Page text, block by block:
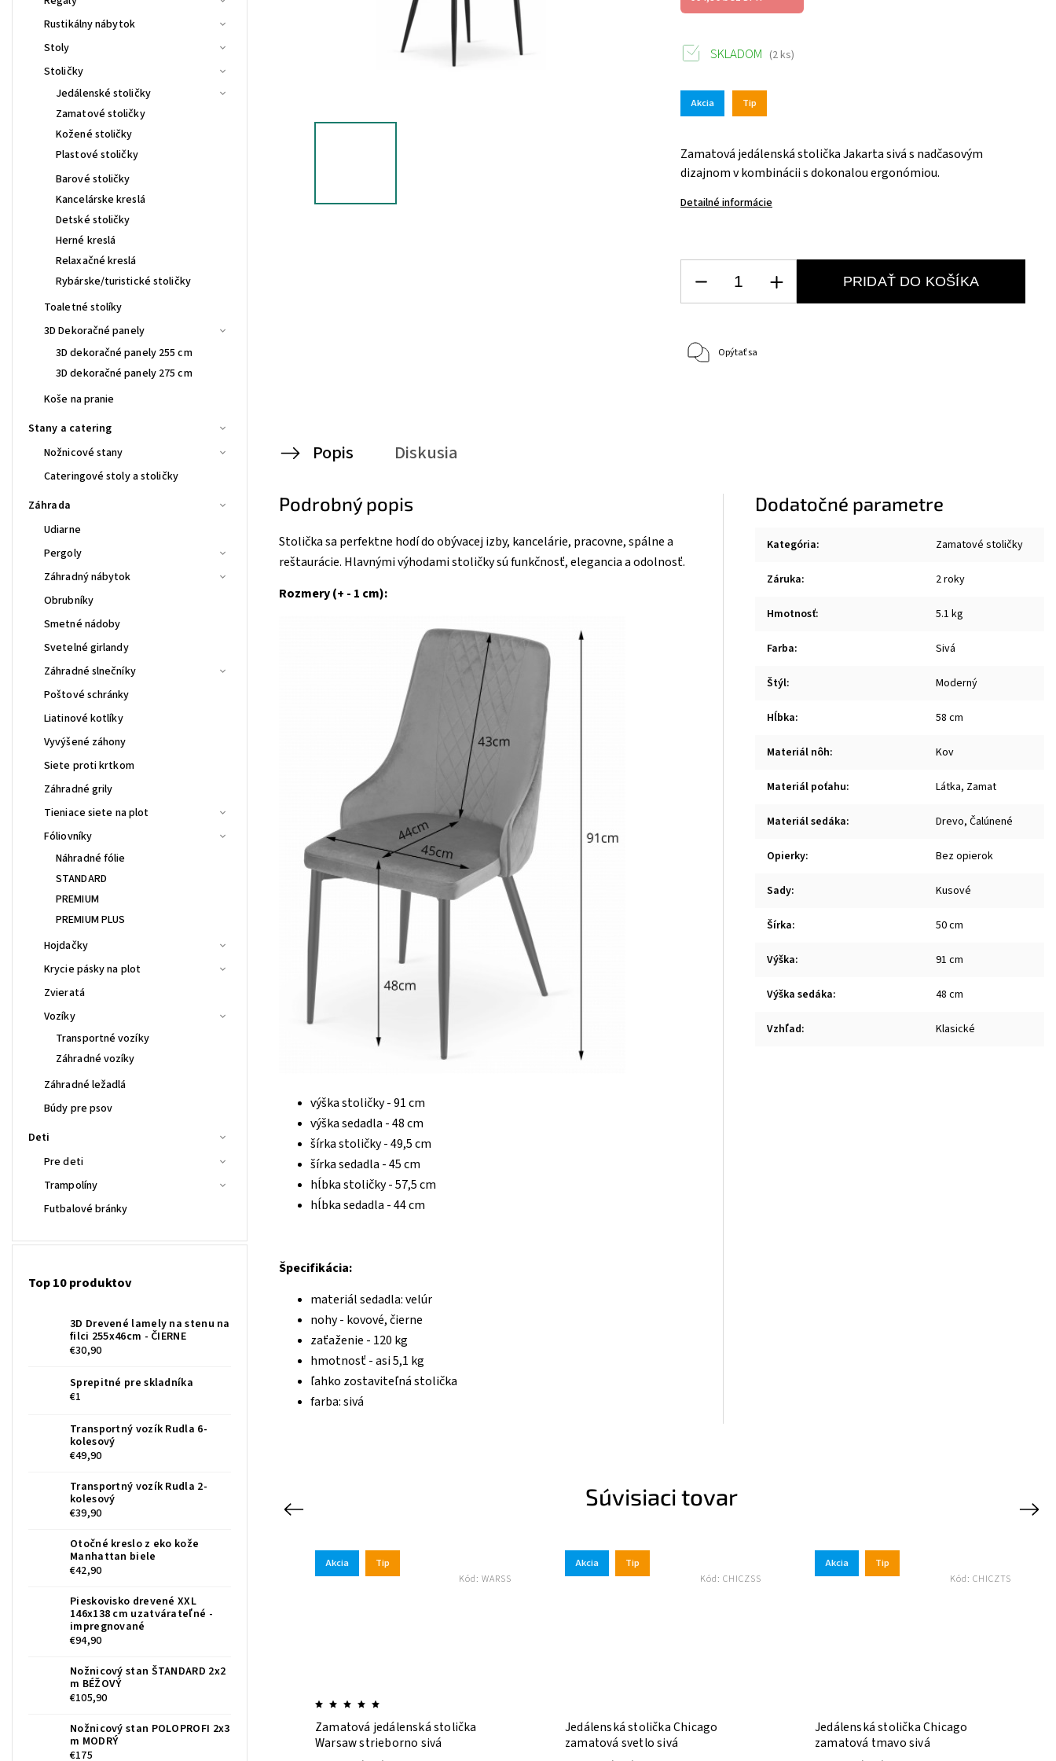
Rustikálny nábytok
Stoly
Stoličky
Jedálenské stoličky
Zamatové stoličky
Kožené stoličky
Plastové stoličky
Barové stoličky
Kancelárske kreslá
Detské stoličky
Herné kreslá
Relaxačné kreslá
Rybárske/turistické stoličky
Toaletné stolíky
3D Dekoračné panely
3D dekoračné panely 255 cm
3D dekoračné panely 275 cm
Koše na pranie
Stany a catering
Nožnicové stany
Cateringové stoly a stoličky
Záhrada
Udiarne
Pergoly
Záhradný nábytok
Obrubníky
Smetné nádoby
Svetelné girlandy
Záhradné slnečníky
Poštové schránky
Liatinové kotlíky
Vyvýšené záhony
Siete proti krtkom
Záhradné grily
Tieniace siete na plot
Fóliovníky
Náhradné fólie
STANDARD
PREMIUM
PREMIUM PLUS
Hojdačky
Krycie pásky na plot
Zvieratá
Vozíky
Transportné vozíky
Záhradné vozíky
Záhradné ležadlá
Búdy pre psov
Deti
Pre deti
Trampolíny
Futbalové bránky
Top 10 produktov
3D Drevené lamely na stenu na
filci 255x46cm - ČIERNE
€30,90
Sprepitné pre skladníka
€1
Transportný vozík Rudla 6-
kolesový
€49,90
Transportný vozík Rudla 2-
kolesový
€39,90
Otočné kreslo z eko kože
Manhattan biele
€42,90
Pieskovisko drevené XXL
146x138 cm uzatvárateľné -
impregnované
€94,90
Nožnicový stan ŠTANDARD 2x2
m BÉŽOVÝ
€105,90
Nožnicový stan POLOPROFI 2x3
m MODRÝ
€175
Akcia Tip
Zamatová jedálenská stolička Jakarta sivá s nadčasovým
dizajnom v kombinácii s dokonalou ergonómiou.
Detailné informácie
SKLADOM (2 ks)
PRIDAŤ DO KOŠÍKA
Opýtať sa
Popis Diskusia
Podrobný popis
Stolička sa perfektne hodí do obývacej izby, kancelárie, pracovne, spálne a
reštaurácie. Hlavnými výhodami stoličky sú funkčnosť, elegancia a odolnosť.
Rozmery (+ - 1 cm):
výška stoličky - 91 cm
výška sedadla - 48 cm
šírka stoličky - 49,5 cm
šírka sedadla - 45 cm
hĺbka stoličky - 57,5 ​​cm
hĺbka sedadla - 44 cm
Špecifikácia:
materiál sedadla: velúr
nohy - kovové, čierne
zaťaženie - 120 kg
hmotnosť - asi 5,1 kg
ľahko zostaviteľná stolička
farba: sivá
Dodatočné parametre
Kategória: Zamatové stoličky
Záruka: 2 roky
Hmotnosť: 5.1 kg
Farba: Sivá
Štýl: Moderný
Hĺbka: 58 cm
Materiál nôh: Kov
Materiál poťahu: Látka, Zamat
Materiál sedáka: Drevo, Čalúnené
Opierky: Bez opierok
Sady: Kusové
Šírka: 50 cm
Výška: 91 cm
Výška sedáka: 48 cm
Vzhľad: Klasické
Súvisiaci tovar
Previous
jedálenská stolička RIO
Zamatová jedálenská stolička
Warsaw strieborno sivá
Kód:
Jedálenská stolička Chicago
zamatová svetlo sivá
Kód:CHICZSS
Jedálenská stolička Chicago
zamatová tmavo sivá
Kód:CHICZTS
Next